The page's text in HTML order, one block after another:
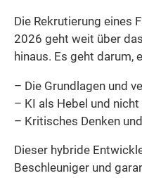
Die Rekrutierung eines
2026 geht weit über
hinaus. Es geht darum,
– Die Grundlagen und
– KI als Hebel und
– Kritisches Denken
Dieser hybride
Beschleuniger und